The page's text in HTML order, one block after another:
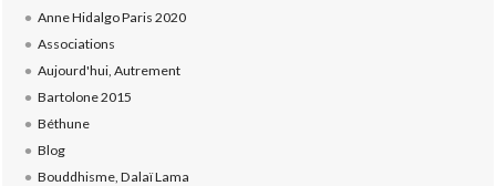
Anne Hidalgo Paris 2020
Associations
Aujourd'hui, Autrement
Bartolone 2015
Béthune
Blog
Bouddhisme, Dalaï Lama